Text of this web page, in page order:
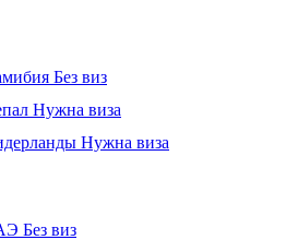
Без виз
Нужна виза
Нужна виза
Без виз